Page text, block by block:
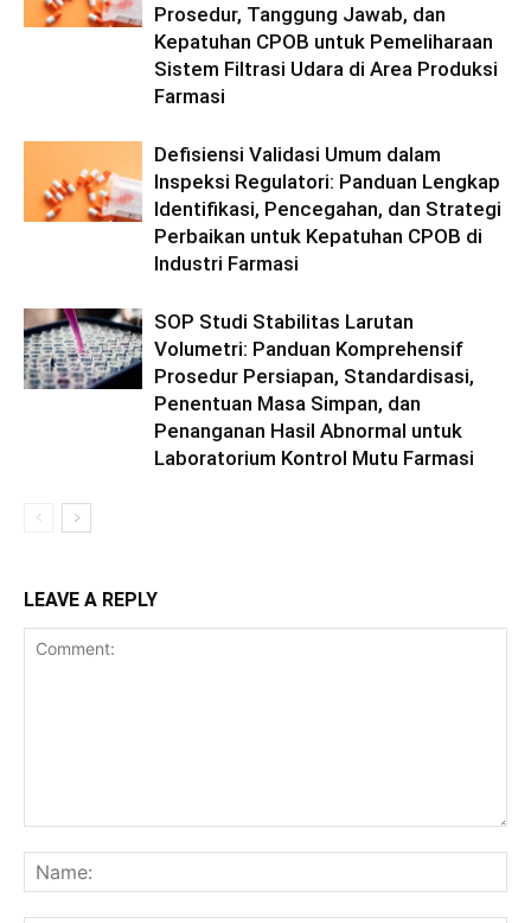
Prosedur, Tanggung Jawab, dan
Kepatuhan CPOB untuk Pemeliharaan
Sistem Filtrasi Udara di Area Produksi
Farmasi
Defisiensi Validasi Umum dalam
Inspeksi Regulatori: Panduan Lengkap
Identifikasi, Pencegahan, dan Strategi
Perbaikan untuk Kepatuhan CPOB di
Industri Farmasi
SOP Studi Stabilitas Larutan
Volumetri: Panduan Komprehensif
Prosedur Persiapan, Standardisasi,
Penentuan Masa Simpan, dan
Penanganan Hasil Abnormal untuk
Laboratorium Kontrol Mutu Farmasi
LEAVE A REPLY